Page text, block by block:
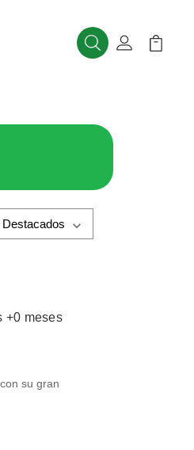
BuscarMi Cuenta
Mi
+0 meses
su gran